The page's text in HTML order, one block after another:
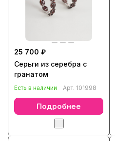
25 700 ₽
Серьги из серебра с
гранатом
Есть в наличии Арт. 101998
Подробнее